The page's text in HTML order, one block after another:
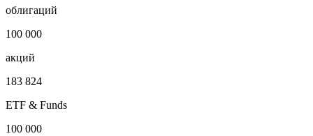
Откройте глобальную базу данных
1 000 000
облигаций
100 000
акций
183 824